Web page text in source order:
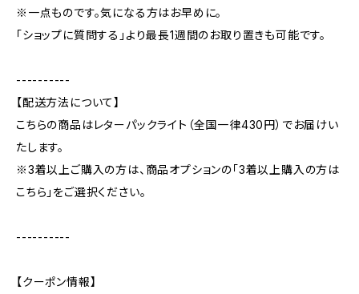
※一点ものです。気になる方はお早めに。
「ショップに質問する」より最長1週間のお取り置きも可能です。
----------
【配送方法について】
こちらの商品はレターパックライト（全国一律430円）でお届けい
たします。
※3着以上ご購入の方は、商品オプションの「3着以上購入の方は
こちら」をご選択ください。
----------
【クーポン情報】